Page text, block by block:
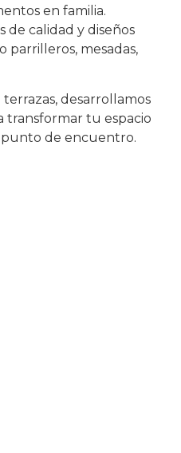
en familia.
de calidad y diseños
parrilleros, mesadas,
terrazas, desarrollamos
transformar tu espacio
de encuentro.